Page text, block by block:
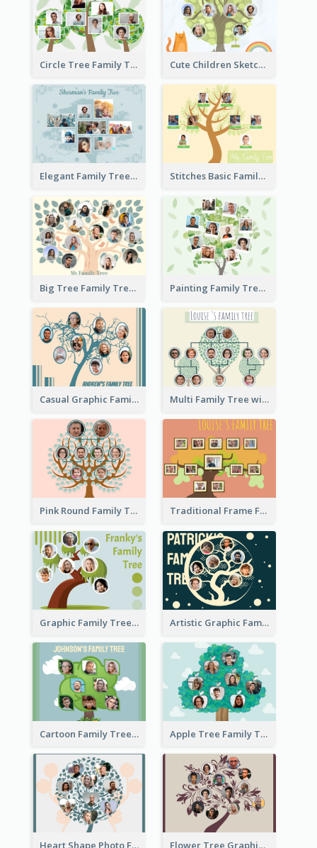
Circle Tree Family Tree Cute Children Sketch Family Tree
Elegant Family Tree Stitches Basic Family Tree
Big Tree Family Tree Painting Family Tree
Casual Graphic Family Tree2 Multi Family Tree with Background
Pink Round Family Tree with Background Traditional Frame Family Tree with Pictures
Graphic Family Tree Artistic Graphic Family Tree
Cartoon Family Tree Apple Tree Family Tree
Heart Shape Photo Family Tree Flower Tree Graphic Family Tree